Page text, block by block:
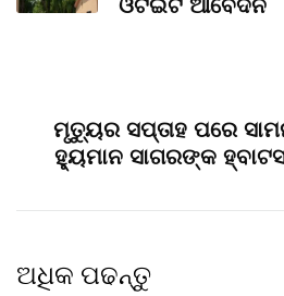
ଓଟିଇଟି ଆବେଦନ
ମୃତ୍ୟୁର ସପ୍ତାହ ପରେ
ହ୍ୟୁମାନ ସାଗରଙ୍କ
ଅଧିକ ପଢନ୍ତୁ